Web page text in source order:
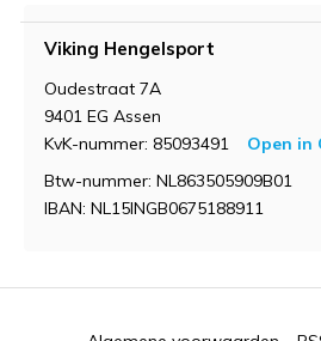
Viking Hengelsport
Oudestraat 7A
9401 EG Assen
KvK-nummer: 85093491
Open in
Btw-nummer: NL863505909B01
IBAN: NL15INGB0675188911